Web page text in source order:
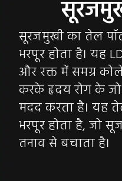
सूरजमुखी का तेल
भरपूर होता है। यह
और रक्त में समग्र
करके हृदय रोग के
मदद करता है। यह
भरपूर होता है, जो